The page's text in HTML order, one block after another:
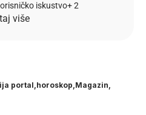
iskustvo+ 2
više
portal horoskop Magazin